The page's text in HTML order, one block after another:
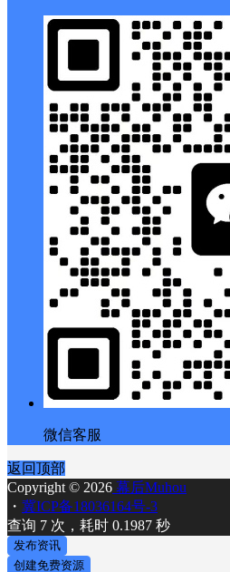
微信客服
返回顶部
Copyright © 2026 幕后Muhou
・ 冀ICP备18036164号-3
查询 7 次，耗时 0.1987 秒
发布资讯
创建免费资源